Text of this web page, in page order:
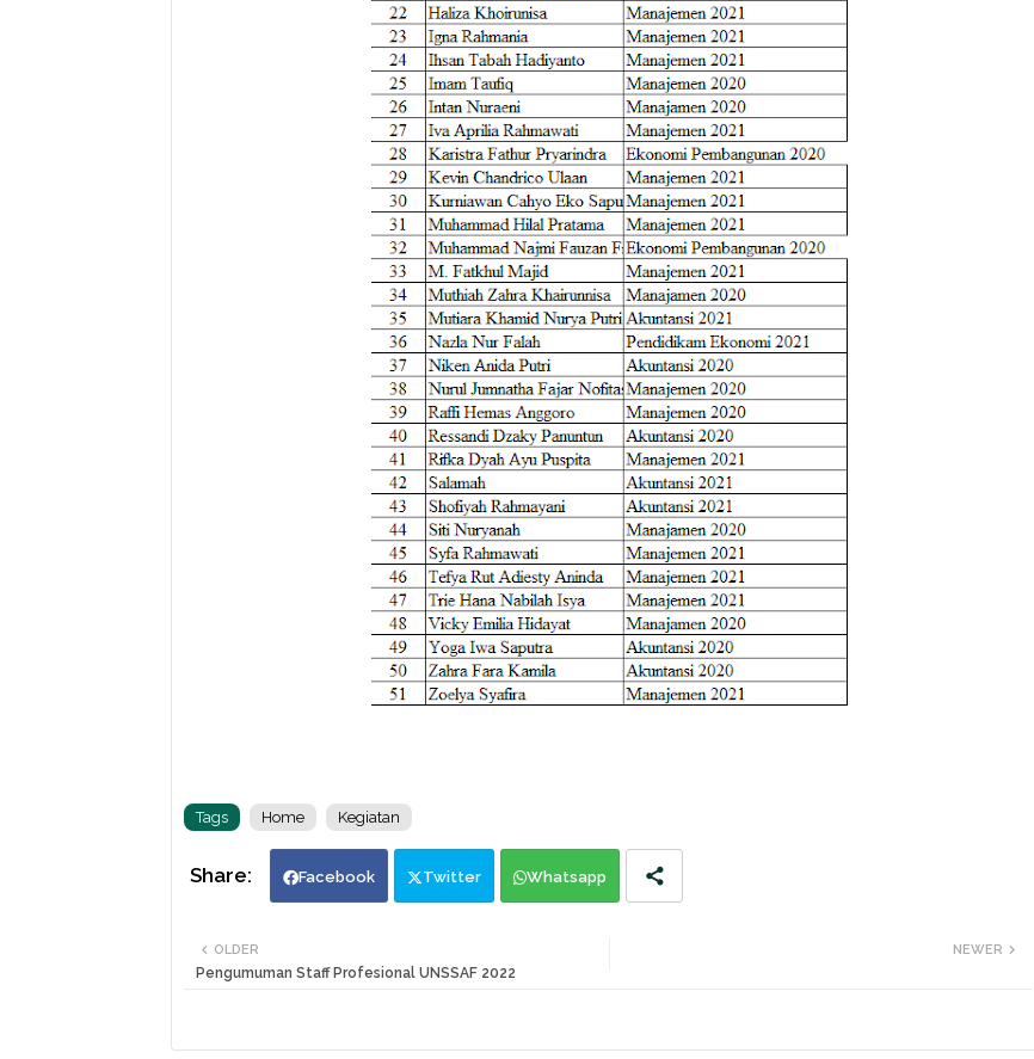
Tags Home Kegiatan
Facebook Twitter Whatsapp
NEWER
OLDER
Pengumuman Staff Profesional UNSSAF 2022